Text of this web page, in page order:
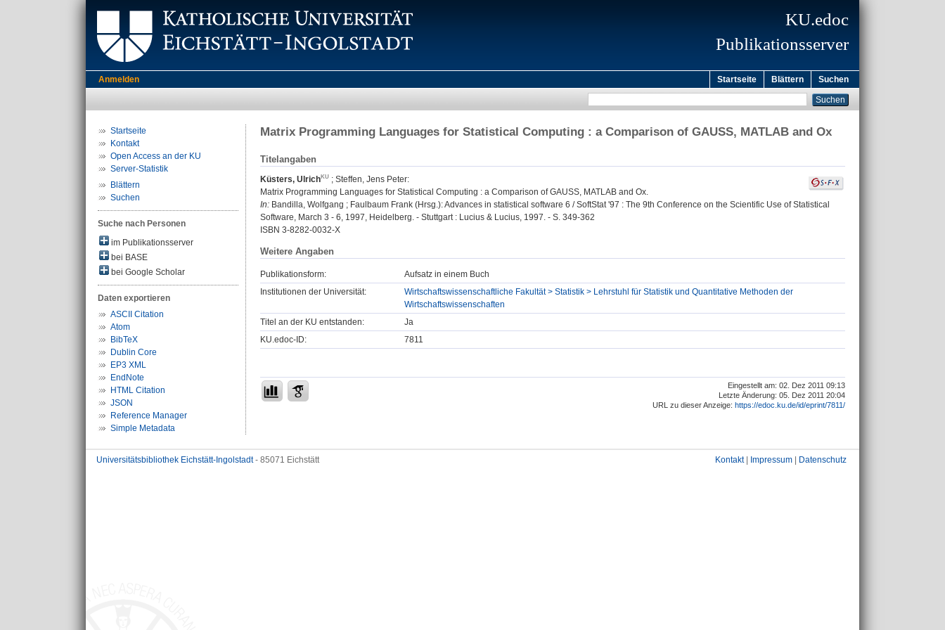
KU.edoc
Publikationsserver
Anmelden Startseite Blättern Suchen
Startseite
Kontakt
Open Access an der KU
Server-Statistik
Blättern
Suchen
Suche nach Personen
im Publikationsserver
bei BASE
bei Google Scholar
Daten exportieren
ASCII Citation
Atom
BibTeX
Dublin Core
EP3 XML
EndNote
HTML Citation
JSON
Reference Manager
Simple Metadata
Matrix Programming Languages for Statistical Computing : a Comparison of GAUSS, MATLAB and Ox
Titelangaben
Küsters, Ulrich ; Steffen, Jens Peter:
Matrix Programming Languages for Statistical Computing : a Comparison of GAUSS, MATLAB and Ox.
In: Bandilla, Wolfgang ; Faulbaum Frank (Hrsg.): Advances in statistical software 6 / SoftStat '97 : The 9th Conference on the Scientific Use of Statistical
Software, March 3 - 6, 1997, Heidelberg. - Stuttgart : Lucius & Lucius, 1997. - S. 349-362
ISBN 3-8282-0032-X
Weitere Angaben
Publikationsform:
Aufsatz in einem Buch
Institutionen der Universität:
Wirtschaftswissenschaftliche Fakultät > Statistik > Lehrstuhl für Statistik und Quantitative Methoden der
Wirtschaftswissenschaften
Titel an der KU entstanden:
Ja
KU.edoc-ID:
7811
Eingestellt am: 02. Dez 2011 09:13
Letzte Änderung: 05. Dez 2011 20:04
URL zu dieser Anzeige: https://edoc.ku.de/id/eprint/7811/
Universitätsbibliothek Eichstätt-Ingolstadt- 85071 Eichstätt Kontakt| Impressum Datenschutz